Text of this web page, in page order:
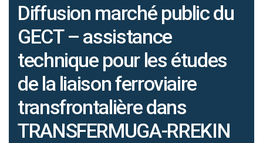
Diffusion marché public du
GECT – assistance
technique pour les études
de la liaison ferroviaire
transfrontalière dans
TRANSFERMUGA-RREKIN